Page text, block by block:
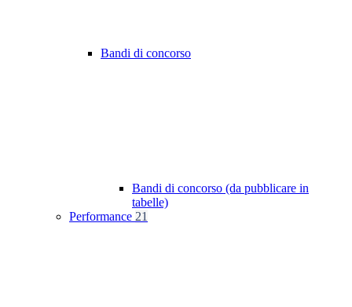
Bandi di concorso
Bandi di concorso (da pubblicare in
tabelle)
Performance 21